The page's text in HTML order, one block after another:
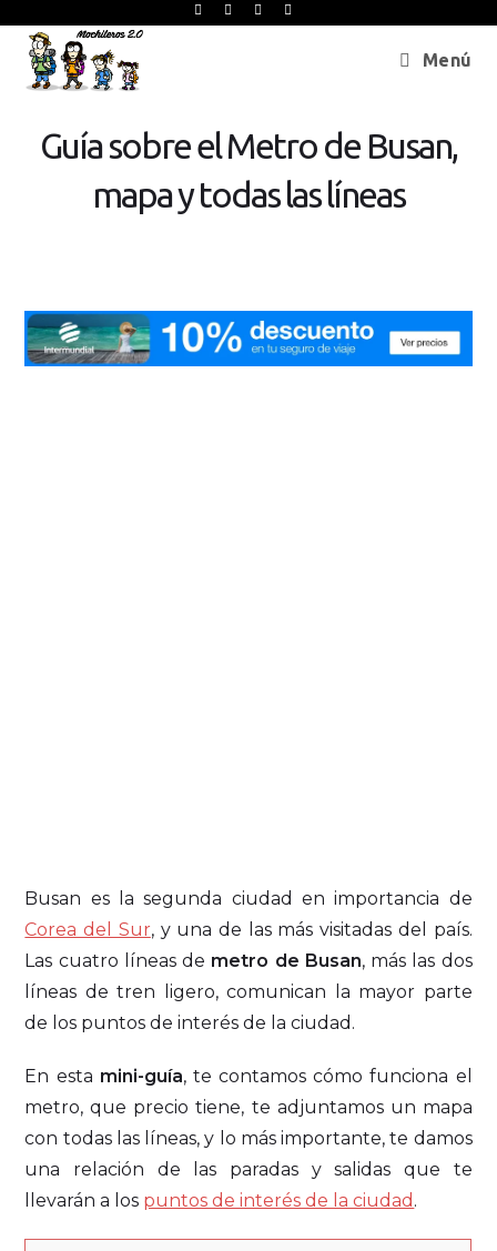
Menú
Guía sobre el Metro de Busan,
mapa y todas las líneas
Busan es la segunda ciudad en importancia de
Corea del Sur, y una de las más visitadas del país.
Las cuatro líneas de metro de Busan, más las dos
líneas de tren ligero, comunican la mayor parte
de los puntos de interés de la ciudad.
En esta mini-guía, te contamos cómo funciona el
metro, que precio tiene, te adjuntamos un mapa
con todas las líneas, y lo más importante, te damos
una relación de las paradas y salidas que te
llevarán a los puntos de interés de la ciudad .